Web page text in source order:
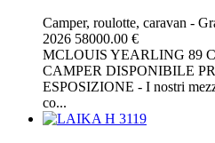
Camper, roulotte, caravan -
2026 58000.00 €
MCLOUIS YEARLING 89
CAMPER DISPONIBILE
ESPOSIZIONE - I nostri
co...